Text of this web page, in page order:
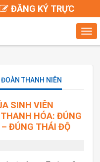
ĐĂNG KÝ TRỰC
THANH NIÊN
SINH VIÊN
HÓA: ĐÚNG
– ĐÚNG THÁI ĐỘ